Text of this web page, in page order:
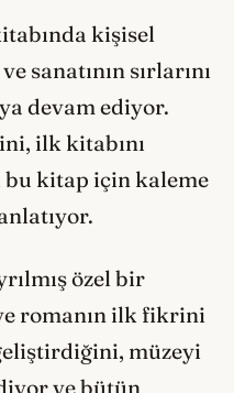
kişisel
sanatının sırlarını
devam ediyor.
ilk kitabını
bu kitap için kaleme
özel bir
romanın ilk fikrini
müzeyi
ve bütün